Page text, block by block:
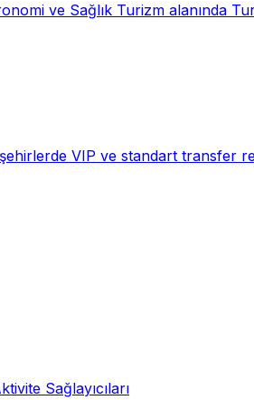
ve Sağlık Turizm alanında
VIP ve standart transfer
Sağlayıcıları